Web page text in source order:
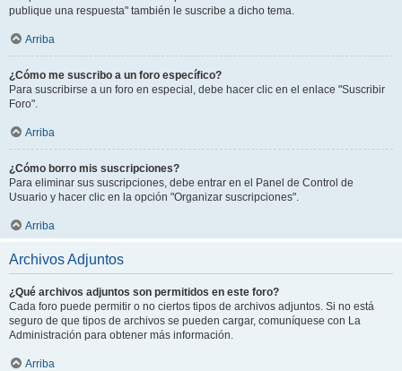
publique una respuesta" también le suscribe a dicho tema.
Arriba
¿Cómo me suscribo a un foro específico?
Para suscribirse a un foro en especial, debe hacer clic en el enlace "Suscribir
Foro".
Arriba
¿Cómo borro mis suscripciones?
Para eliminar sus suscripciones, debe entrar en el Panel de Control de
Usuario y hacer clic en la opción "Organizar suscripciones".
Arriba
Archivos Adjuntos
¿Qué archivos adjuntos son permitidos en este foro?
Cada foro puede permitir o no ciertos tipos de archivos adjuntos. Si no está
seguro de que tipos de archivos se pueden cargar, comuníquese con La
Administración para obtener más información.
Arriba